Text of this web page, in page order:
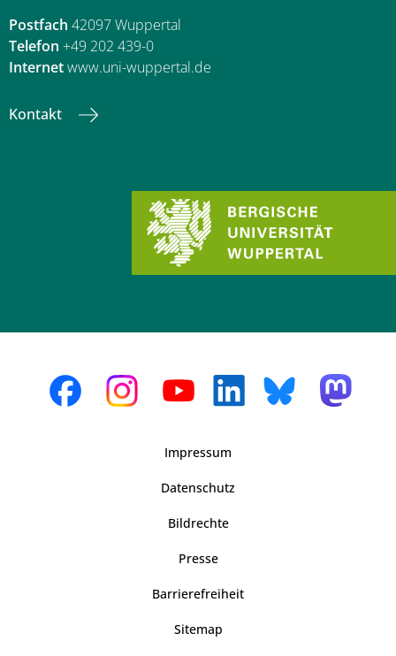
Postfach 42097 Wuppertal
Telefon +49 202 439-0
Internetwww.uni-wuppertal.de
Kontakt
Impressum
Datenschutz
Bildrechte
Presse
Barrierefreiheit
Sitemap